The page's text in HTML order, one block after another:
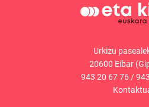
Urkizu
20600 Eibar
943 20 67 76 /